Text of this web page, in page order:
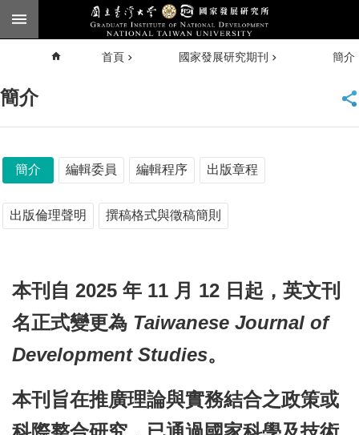
跳到主要內容區塊
English
公
所
介
首頁 國家發展研究期刊 簡介
簡介
簡介 編輯委員 編輯程序 出版章程
出版倫理聲明 撰稿格式與徵稿簡則
本刊自 2025 年 11 月 12 日起，英文刊
名正式變更為 Taiwanese Journal of
Development Studies。
本刊 旨在推廣理論與實務結合之政策或